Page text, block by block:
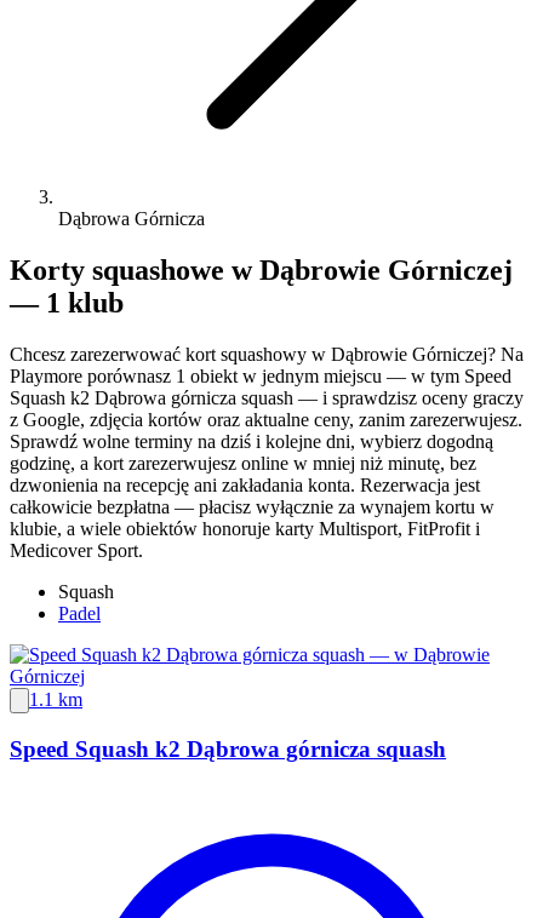
Dąbrowa Górnicza
Korty squashowe w Dąbrowie Górniczej
— 1 klub
Chcesz zarezerwować kort squashowy w Dąbrowie Górniczej? Na
Playmore porównasz 1 obiekt w jednym miejscu — w tym Speed
Squash k2 Dąbrowa górnicza squash — i sprawdzisz oceny graczy
z Google, zdjęcia kortów oraz aktualne ceny, zanim zarezerwujesz.
Sprawdź wolne terminy na dziś i kolejne dni, wybierz dogodną
godzinę, a kort zarezerwujesz online w mniej niż minutę, bez
dzwonienia na recepcję ani zakładania konta. Rezerwacja jest
całkowicie bezpłatna — płacisz wyłącznie za wynajem kortu w
klubie, a wiele obiektów honoruje karty Multisport, FitProfit i
Medicover Sport.
Squash
Padel
1.1 km
Speed Squash k2 Dąbrowa górnicza squash